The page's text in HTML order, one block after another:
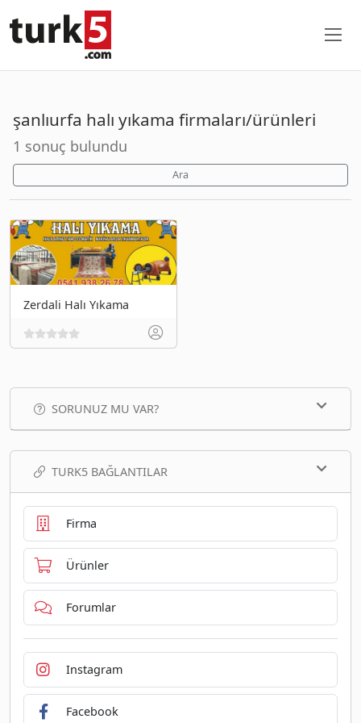
şanlıurfa halı yıkama firmaları/ürünleri
1 sonuç bulundu
Ara
Zerdali Halı Yıkama
SORUNUZ MU VAR?
TURK5 BAĞLANTILAR
Firma
Ürünler
Forumlar
Instagram
Facebook